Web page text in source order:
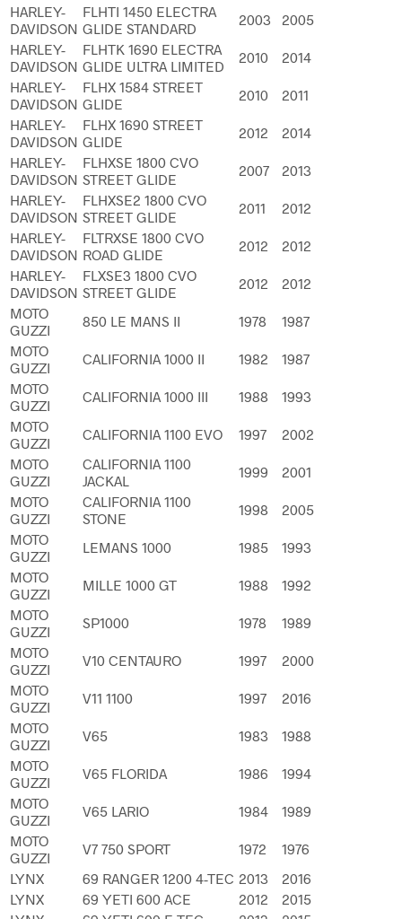
HARLEY-
DAVIDSON
FLHTI 1450 ELECTRA
GLIDE STANDARD
2003
2005
HARLEY-
DAVIDSON
FLHTK 1690 ELECTRA
GLIDE ULTRA LIMITED
2010
2014
HARLEY-
DAVIDSON
FLHX 1584 STREET
GLIDE
2010
2011
HARLEY-
DAVIDSON
FLHX 1690 STREET
GLIDE
2012
2014
HARLEY-
DAVIDSON
FLHXSE 1800 CVO
STREET GLIDE
2007
2013
HARLEY-
DAVIDSON
FLHXSE2 1800 CVO
STREET GLIDE
2011
2012
HARLEY-
DAVIDSON
FLTRXSE 1800 CVO
ROAD GLIDE
2012
2012
HARLEY-
DAVIDSON
FLXSE3 1800 CVO
STREET GLIDE
2012
2012
MOTO
GUZZI
850 LE MANS II 1978
1987
MOTO
GUZZI
CALIFORNIA 1000 II 1982
1987
MOTO
GUZZI
CALIFORNIA 1000 III 1988
1993
MOTO
GUZZI
CALIFORNIA 1100 EVO 1997
2002
MOTO
GUZZI
CALIFORNIA 1100
JACKAL
1999
2001
MOTO
GUZZI
CALIFORNIA 1100
STONE
1998
2005
MOTO
GUZZI
LEMANS 1000 1985
1993
MOTO
GUZZI
MILLE 1000 GT 1988
1992
MOTO
GUZZI
SP1000 1978
1989
MOTO
GUZZI
V10 CENTAURO 1997
2000
MOTO
GUZZI
V11 1100 1997
2016
MOTO
GUZZI
V65 1983
1988
MOTO
GUZZI
V65 FLORIDA 1986
1994
MOTO
GUZZI
V65 LARIO 1984
1989
MOTO
GUZZI
V7 750 SPORT 1972
1976
LYNX
69 RANGER 1200 4-TEC 2013
2016
LYNX
69 YETI 600 ACE 2012
2015